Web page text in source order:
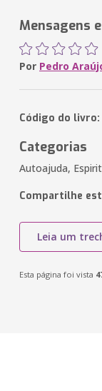
Mensagens
Por Pedro
Código do livro:
Categorias
Autoajuda,
Compartilhe
Leia um
Esta página foi vista